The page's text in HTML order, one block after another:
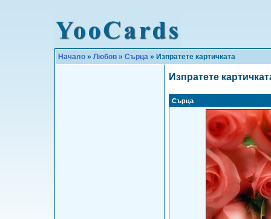
Начало » Любов » Сърца » Изпратете картичката
Изпратете
Сърца